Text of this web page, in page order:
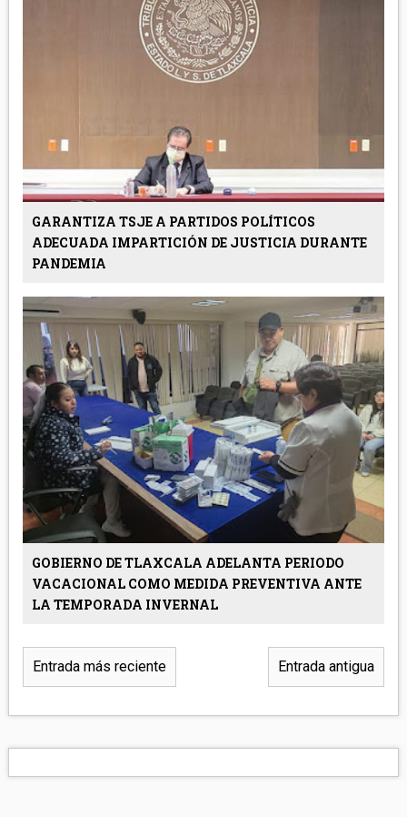
GARANTIZA TSJE A PARTIDOS POLÍTICOS
ADECUADA IMPARTICIÓN DE JUSTICIA DURANTE
PANDEMIA
GOBIERNO DE TLAXCALA ADELANTA PERIODO
VACACIONAL COMO MEDIDA PREVENTIVA ANTE
LA TEMPORADA INVERNAL
Entrada más reciente Entrada antigua